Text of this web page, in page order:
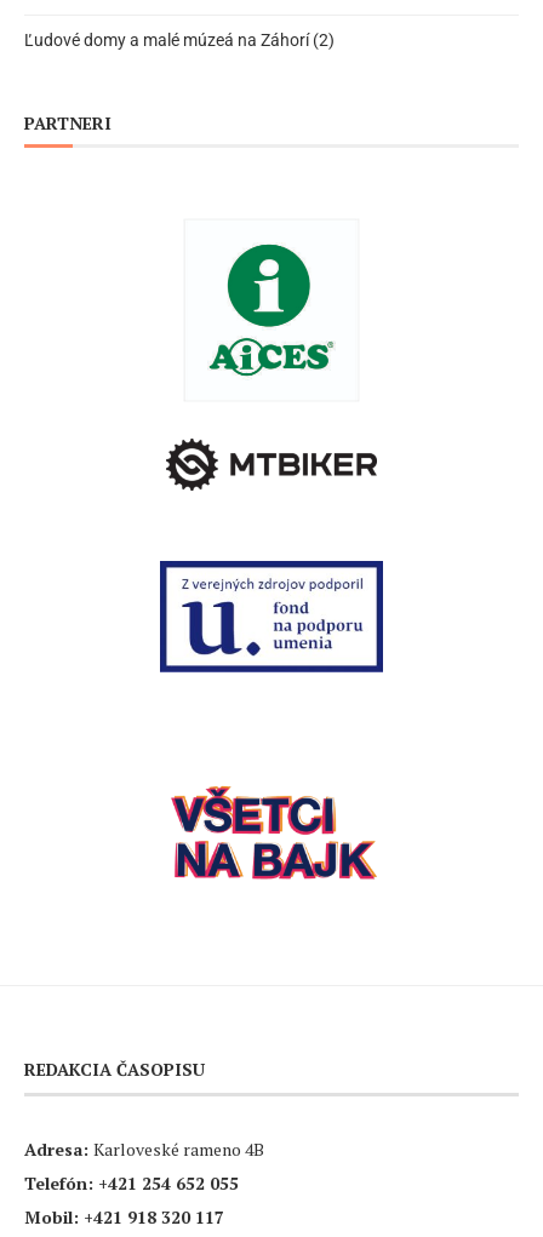
Ľudové domy a malé múzeá na Záhorí (2)
PARTNERI
REDAKCIA ČASOPISU
Adresa: Karloveské rameno 4B
Telefón: +421 254 652 055
Mobil: +421 918 320 117